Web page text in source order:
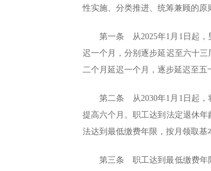
性实施、分类推进、统筹兼顾的原
第一条 从2025年1月1日起，
迟一个月，分别逐步延迟至六十
二个月延迟一个月，逐步延迟至五
第二条 从2030年1月1日起，
提高六个月。职工达到法定退休
法达到最低缴费年限，按月领取基
第三条 职工达到最低缴费年